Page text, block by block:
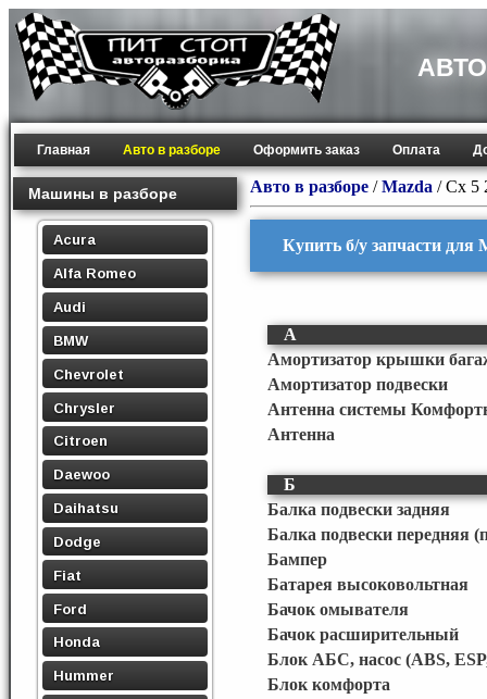
Главная Авто в разборе Оформить заказ Оплата
Машины в разборе
Acura
Alfa Romeo
Audi
BMW
Chevrolet
Chrysler
Citroen
Daewoo
Daihatsu
Dodge
Fiat
Ford
Honda
Hummer
Авто в разборе /Mazda /Cx 5
Купить б/у запчасти для
А
Амортизатор крышки
Амортизатор подвески
Антенна системы
Антенна
Б
Балка подвески задняя
Балка подвески передняя
Бампер
Батарея высоковольтная
Бачок омывателя
Бачок расширительный
Блок АБС, насос (ABS,
Блок комфорта